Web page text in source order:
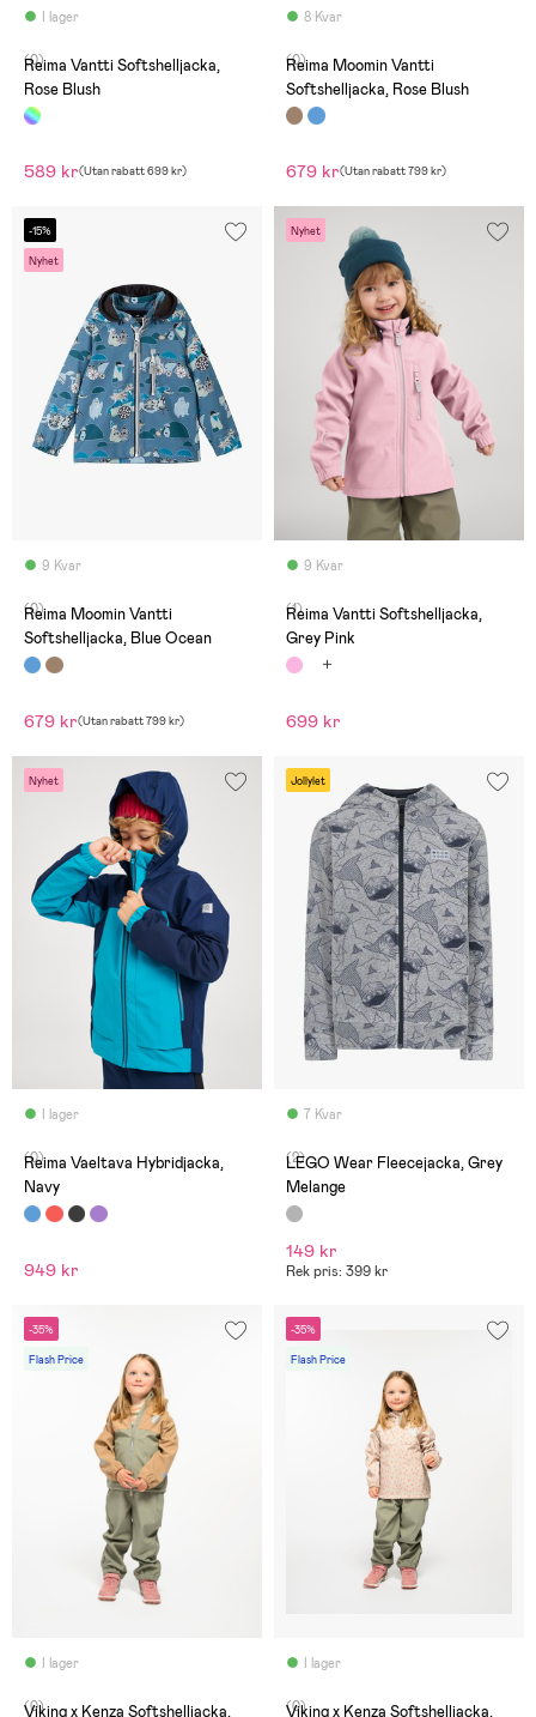
I lager
(0)
Reima Vantti Softshelljacka,
Rose Blush
589 kr(Utan rabatt699 kr)
8 Kvar
(0)
Reima Moomin Vantti
Softshelljacka, Rose Blush
679 kr(Utan rabatt799 kr)
-15%
Nyhet
9 Kvar
(0)
Reima Moomin Vantti
Softshelljacka, Blue Ocean
679 kr(Utan rabatt799 kr)
Nyhet
9 Kvar
(1)
Reima Vantti Softshelljacka,
Grey Pink
699 kr
Nyhet
I lager
(0)
Reima Vaeltava Hybridjacka,
Navy
949 kr
Jollylet
7 Kvar
(2)
LEGO Wear Fleecejacka, Grey
Melange
149 kr
Rek pris: 399 kr
-35%
Flash Price
I lager
(0)
Viking x Kenza Softshelljacka,
-35%
Flash Price
I lager
(0)
Viking x Kenza Softshelljacka,